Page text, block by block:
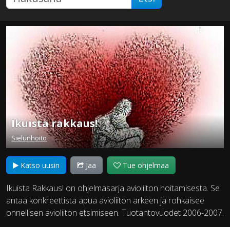
Ikuista rakkaus!
Sielunhoito
Katso uusin Jaa Tue ohjelmaa
Ikuista Rakkaus! on ohjelmasarja avioliiton hoitamisesta. Se
antaa konkreettista apua avioliiton arkeen ja rohkaisee
onnellisen avioliiton etsimiseen. Tuotantovuodet 2006-2007.